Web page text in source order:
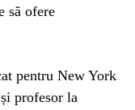
să ofere
pentru New York
profesor la